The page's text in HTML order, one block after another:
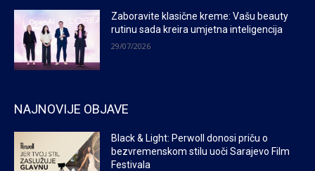
Zaboravite klasične kreme: Vašu beauty
rutinu sada kreira umjetna inteligencija
29/07/2026
NAJNOVIJE OBJAVE
Black & Light: Perwoll donosi priču o
bezvremenskom stilu uoči Sarajevo Film
Festivala